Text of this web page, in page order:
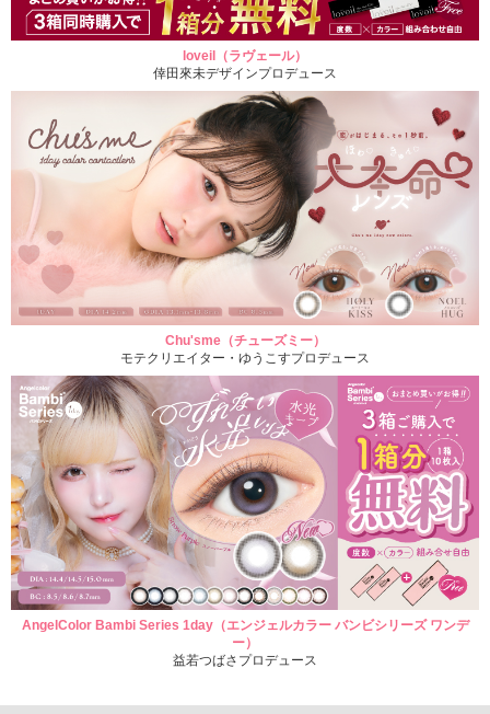
loveil（ラヴェール）
倖田來未デザインプロデュース
Chu'sme（チューズミー）
モテクリエイター・ゆうこすプロデュース
AngelColor Bambi Series 1day（エンジェルカラー バンビシリーズ ワンデ
ー）
益若つばさプロデュース